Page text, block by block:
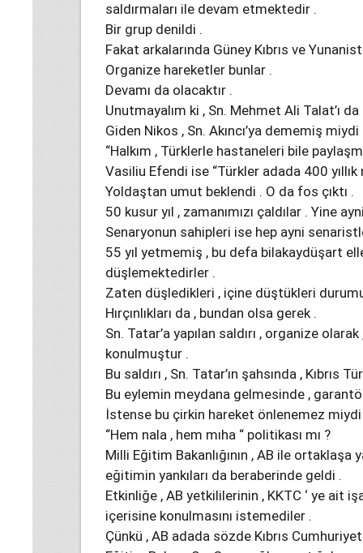
saldırmaları ile devam etmektedir .
Bir grup denildi .
Fakat arkalarında Güney Kıbrıs ve
Organize hareketler bunlar .
Devamı da olacaktır .
Unutmayalım ki , Sn. Mehmet Ali Talat’ı da
Giden Nikos , Sn. Akıncı’ya dememiş miydi
“Halkım , Türklerle hastaneleri bile
Vasiliu Efendi ise “Türkler adada 400
Yoldaştan umut beklendi . O da fos çıktı .
50 kusur yıl , zamanımızı çaldılar . Yine
Senaryonun sahipleri ise hep ayni
55 yıl yetmemiş , bu defa bilakaydüşart
düşlemektedirler .
Zaten düşledikleri , içine düştükleri
Hırçınlıkları da , bundan olsa gerek .
Sn. Tatar’a yapılan saldırı , organize
konulmuştur .
Bu saldırı , Sn. Tatar’ın şahsında , Kıbrıs
Bu eylemin meydana gelmesinde ,
İstense bu çirkin hareket önlenemez miydi
“Hem nala , hem mıha “ politikası mı ?
Milli Eğitim Bakanlığının , AB ile ortaklaşa
eğitimin yankıları da beraberinde geldi .
Etkinliğe , AB yetkililerinin , KKTC ‘ ye ait
içerisine konulmasını istemediler .
Çünkü , AB adada sözde Kıbrıs